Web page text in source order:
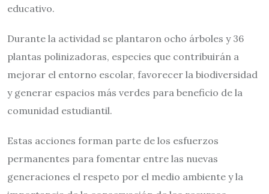
educativo.
Durante la actividad se plantaron ocho árboles y 36
plantas polinizadoras, especies que contribuirán a
mejorar el entorno escolar, favorecer la biodiversidad
y generar espacios más verdes para beneficio de la
comunidad estudiantil.
Estas acciones forman parte de los esfuerzos
permanentes para fomentar entre las nuevas
generaciones el respeto por el medio ambiente y la